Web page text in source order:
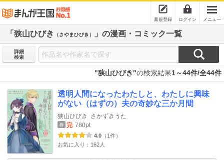
新規登録 ログイン メニュー
「狭山ひびき （さやまひびき） 」の漫画・コミック一覧
詳細
検索
"狭山ひびき"の検索結果1～44件/全44件
透明人間になったわたしと、わたしに興味
がない（はずの）夫の奇妙な三か月間
狭山ひびき さかずきうた
巻 完 780pt
4.0 （1件）
お気に入り：162人